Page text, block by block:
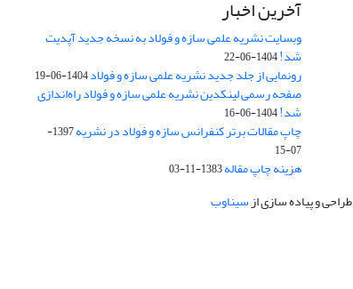
آخرین اخبار
وبسایت نشریه علمی سازه و فولاد به نسخه جدید آپدیت
شد!1404-06-22
رونمایی از جلد جدید نشریه علمی سازه و فولاد1404-06-19
صفحه رسمی لینکدین نشریه علمی سازه و فولاد راه‌اندازی
شد!1404-06-16
چاپ مقالات برتر کنفرانس سازه و فولاد در نشریه
1397-
07-15
هزینه چاپ مقاله1383-11-03
طراحی و پیاده سازی ازسیناوب